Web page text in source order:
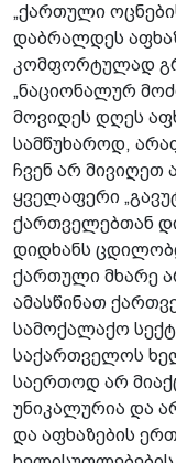
„ქართული
დაბრალდეს
კომფორტულად
„ნაციონალურ
მოვიდეს დღეს
სამწუხაროდ,
ჩვენ არ მივიღეთ
ყველაფერი
ქართველებთან
დიდხანს
ქართული მხარე
ამასწინათ
სამოქალაქო
საქართველოს
საერთოდ არ
უნიკალურია და
და აფხაზების